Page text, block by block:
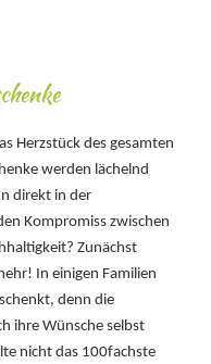
Herzstück des gesamten
werden lächelnd
direkt in der
Kompromiss zwischen
Zunächst
In einigen Familien
denn die
ihre Wünsche selbst
nicht das 100fachste